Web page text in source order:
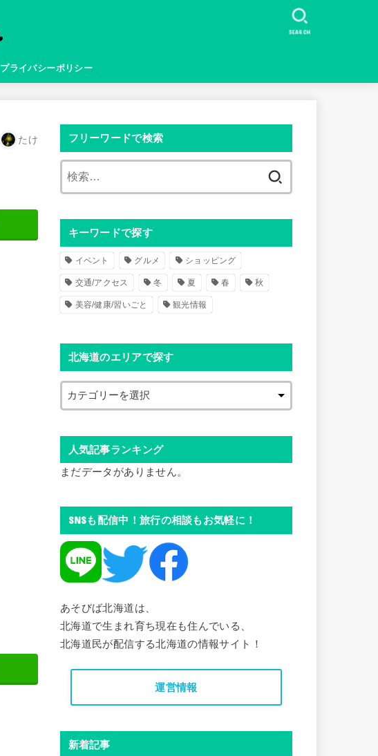
プライバシーポリシー
SEARCH
たけ フリーワードで検索
キーワードで探す
イベント グルメ ショッピング
交通/アクセス 冬 夏 春 秋
美容/健康/習いごと 観光情報
北海道のエリアで探す
人気記事ランキング
まだデータがありません。
SNSも配信中！旅行の相談もお気軽に！
あそびば北海道は、
北海道で生まれ育ち現在も住んでいる、
北海道民が配信する北海道の情報サイト！
運営情報
新着記事